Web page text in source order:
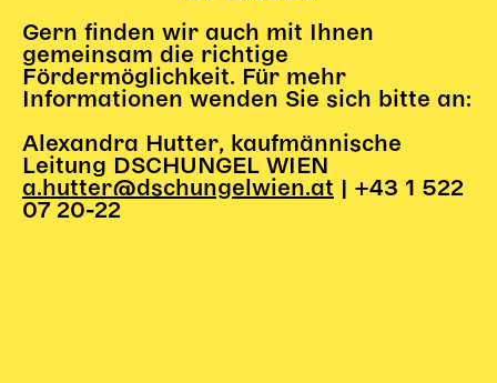
Gern finden wir auch mit Ihnen
gemeinsam die richtige
Fördermöglichkeit. Für mehr
Informationen wenden Sie sich bitte an:
Alexandra Hutter, kaufmännische
Leitung DSCHUNGEL WIEN
a.hutter@dschungelwien.at | +43 1 522
07 20-22